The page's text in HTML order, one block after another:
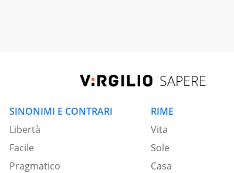
SAPERE
SINONIMI E CONTRARI
Libertà
Facile
Pragmatico
RIME
Vita
Sole
Casa